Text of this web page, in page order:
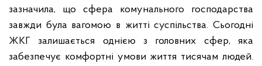
зазначила, що сфера комунального господарства
завжди була вагомою в житті суспільства. Сьогодні
ЖКГ залишається однією з головних сфер, яка
забезпечує комфортні умови життя тисячам людей.